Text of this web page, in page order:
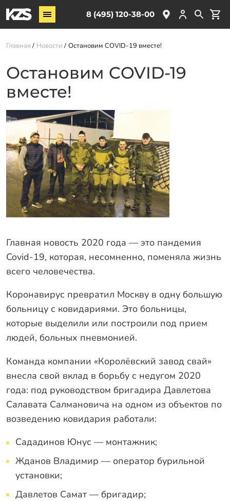
8 (495) 120-38-00
Винтовые сваи
ЖБ сваи
Обвязка свай
Комплектующие
Услуги
О компании
Акции
Новости
Партнёрам
Контакты
Доставка
Отзывы
Гарантии
Вакансии
Калькулятор ЖБ свай
Заказать звонок
Главная Новости Остановим COVID-19 вместе!
Остановим COVID-19
вместе!
Главная новость 2020 года — это пандемия
Covid-19, которая, несомненно, поменяла жизнь
всего человечества.
Коронавирус превратил Москву в одну большую
больницу с ковидариями. Это больницы,
которые выделили или построили под прием
людей, больных пневмонией.
Команда компании «Королёвский завод свай»
внесла свой вклад в борьбу с недугом 2020
года: под руководством бригадира Давлетова
Салавата Салмановича на одном из объектов по
возведению ковидария работали:
Сададинов Юнус — монтажник;
Жданов Владимир — оператор бурильной
установки;
Давлетов Самат — бригадир;